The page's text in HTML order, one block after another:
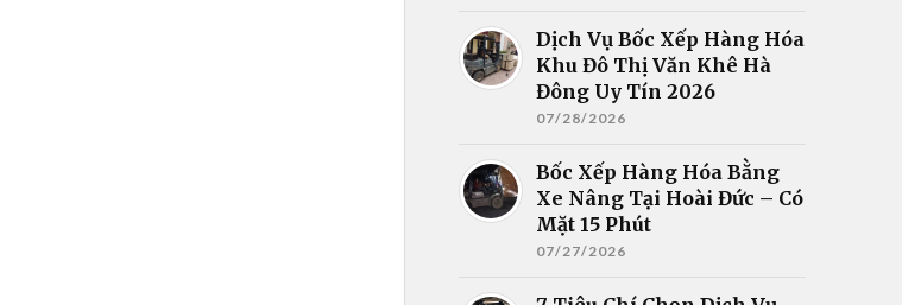
Dịch Vụ Bốc Xếp Hàng Hóa
Khu Đô Thị Văn Khê Hà
Đông Uy Tín 2026
07/28/2026
Bốc Xếp Hàng Hóa Bằng
Xe Nâng Tại Hoài Đức – Có
Mặt 15 Phút
07/27/2026